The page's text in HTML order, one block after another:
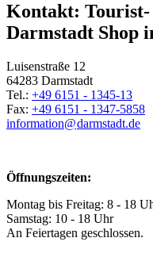
Kontakt:
Darmstadt Shop
Luisenstraße 12
64283 Darmstadt
Tel.: +49 6151 - 1345-13
Fax: +49 6151 - 1347-5858
information@darmstadt.de
Öffnungszeiten:
Montag bis Freitag: 8 - 18
Samstag: 10 - 18 Uhr
An Feiertagen geschlossen.